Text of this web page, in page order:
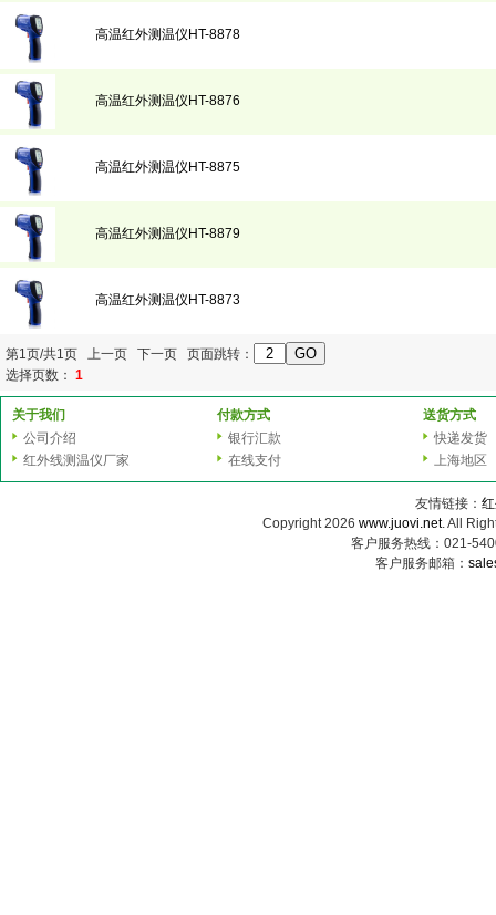
高温红外测温仪HT-8878
高温红外测温仪HT-8876
高温红外测温仪HT-8875
高温红外测温仪HT-8879
高温红外测温仪HT-8873
第1页/共1页 上一页 下一页 页面跳转：
选择页数： 1
关于我们
公司介绍
红外线测温仪厂家
付款方式
银行汇款
在线支付
送货方式
快递发货
上海地区
友情链接：
Copyright 2026 www.juovi.net. All
客户服务热线：021-
客户服务邮箱：